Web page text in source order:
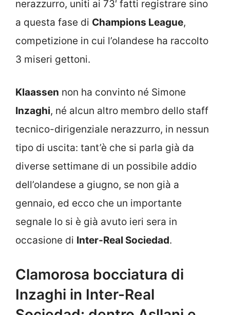
nerazzurro, uniti ai 73′ fatti registrare sino
a questa fase di Champions League,
competizione in cui l’olandese ha raccolto
3 miseri gettoni.
Klaassen non ha convinto né Simone
Inzaghi, né alcun altro membro dello staff
tecnico-dirigenziale nerazzurro, in nessun
tipo di uscita: tant’è che si parla già da
diverse settimane di un possibile addio
dell’olandese a giugno, se non già a
gennaio, ed ecco che un importante
segnale lo si è già avuto ieri sera in
occasione di Inter-Real Sociedad.
Clamorosa bocciatura di
Inzaghi in Inter-Real